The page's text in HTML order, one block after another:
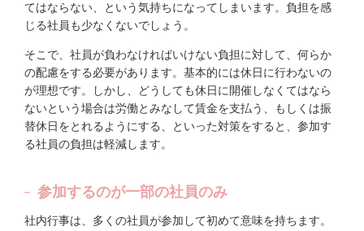
てはならない、という気持ちになってしまいます。負担を感
じる社員も少なくないでしょう。
そこで、社員が負わなければいけない負担に対して、何らか
の配慮をする必要があります。基本的には休日に行わないの
が理想です。しかし、どうしても休日に開催しなくてはなら
ないという場合は労働とみなして賃金を支払う、もしくは振
替休日をとれるようにする、といった対策をすると、参加す
る社員の負担は軽減します。
参加するのが一部の社員のみ
社内行事は、多くの社員が参加して初めて意味を持ちます。